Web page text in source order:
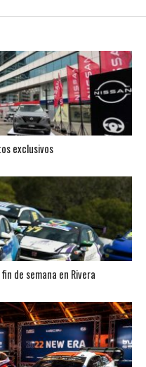
exclusivos
de semana en Rivera